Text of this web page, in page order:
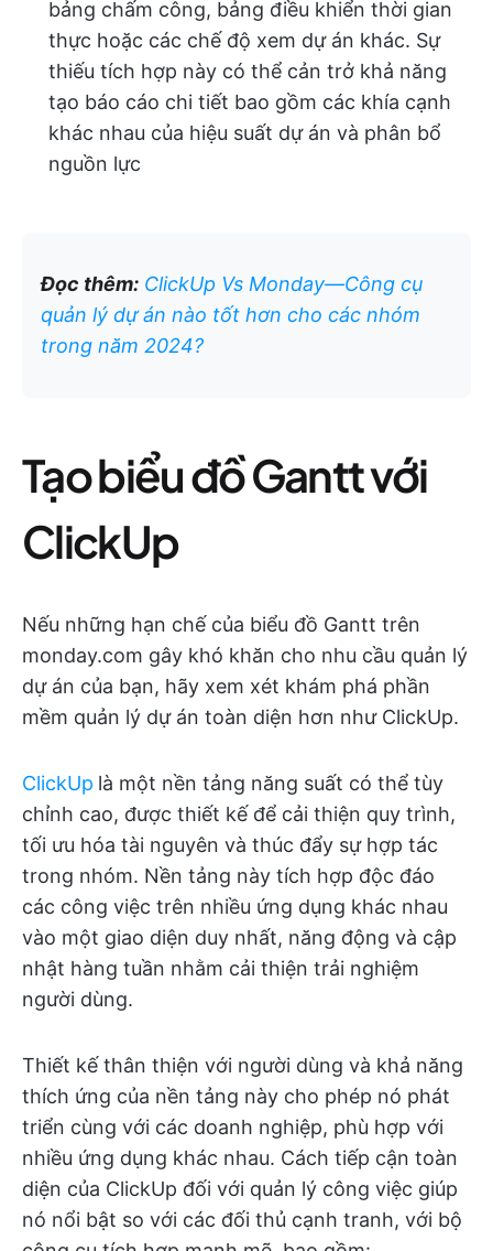
bảng chấm công, bảng điều khiển thời gian
thực hoặc các chế độ xem dự án khác. Sự
thiếu tích hợp này có thể cản trở khả năng
tạo báo cáo chi tiết bao gồm các khía cạnh
khác nhau của hiệu suất dự án và phân bổ
nguồn lực
Đọc thêm: ClickUp Vs Monday—Công cụ
quản lý dự án nào tốt hơn cho các nhóm
trong năm 2024?
Tạo biểu đồ Gantt với
ClickUp
Nếu những hạn chế của biểu đồ Gantt trên
monday.com gây khó khăn cho nhu cầu quản lý
dự án của bạn, hãy xem xét khám phá phần
mềm quản lý dự án toàn diện hơn như ClickUp.
ClickUp là một nền tảng năng suất có thể tùy
chỉnh cao, được thiết kế để cải thiện quy trình,
tối ưu hóa tài nguyên và thúc đẩy sự hợp tác
trong nhóm. Nền tảng này tích hợp độc đáo
các công việc trên nhiều ứng dụng khác nhau
vào một giao diện duy nhất, năng động và cập
nhật hàng tuần nhằm cải thiện trải nghiệm
người dùng.
Thiết kế thân thiện với người dùng và khả năng
thích ứng của nền tảng này cho phép nó phát
triển cùng với các doanh nghiệp, phù hợp với
nhiều ứng dụng khác nhau. Cách tiếp cận toàn
diện của ClickUp đối với quản lý công việc giúp
nó nổi bật so với các đối thủ cạnh tranh, với bộ